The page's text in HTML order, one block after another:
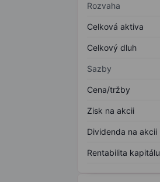
Rozvaha
Celková aktiva
Celkový dluh
Sazby
Cena/tržby
Zisk na akcii
Dividenda na akcii
Rentabilita kapitálu